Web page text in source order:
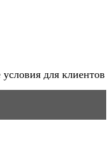
для клиентов